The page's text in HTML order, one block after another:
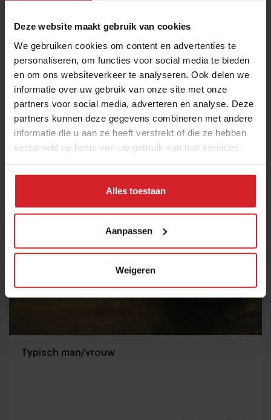
Deze website maakt gebruik van cookies
We gebruiken cookies om content en advertenties te
personaliseren, om functies voor social media te bieden
en om ons websiteverkeer te analyseren. Ook delen we
informatie over uw gebruik van onze site met onze
partners voor social media, adverteren en analyse. Deze
partners kunnen deze gegevens combineren met andere
informatie die u aan ze heeft verstrekt of die ze hebben
verzameld op basis van uw gebruik van hun services.
Alles toestaan
Aanpassen
Weigeren
Portret: Jeroen Bavelaar
20 oktober 2009| 1 min
Typisch man/vrouw